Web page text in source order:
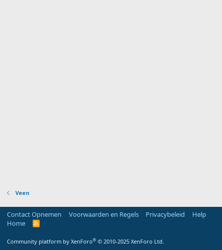
Veen
Contact Opnemen Voorwaarden en Regels Privacybeleid
Help
Home
R
Community platform by XenForo® © 2010-2025 XenForo Ltd.